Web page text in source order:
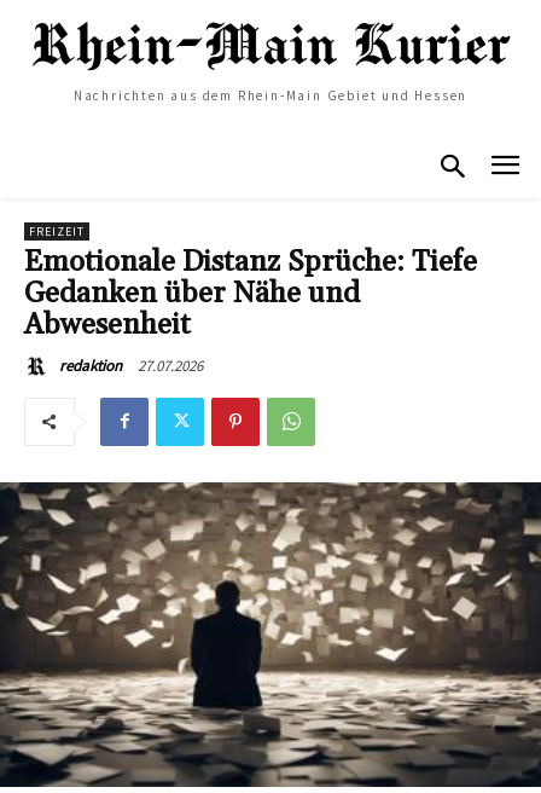
Nachrichten aus dem Rhein-Main Gebiet und Hessen
FREIZEIT
Emotionale Distanz Sprüche: Tiefe
Gedanken über Nähe und
Abwesenheit
redaktion 27.07.2026